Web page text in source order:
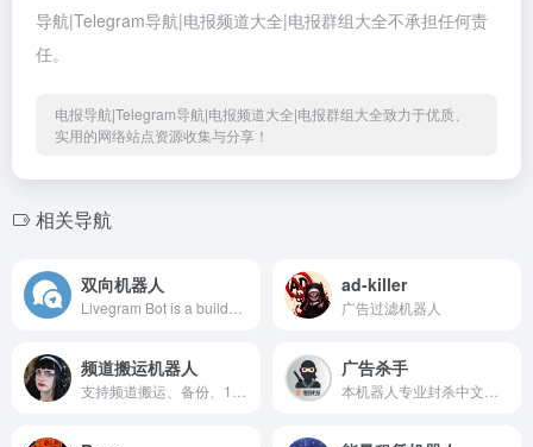
导航|Telegram导航|电报频道大全|电报群组大全不承担任何责
任。
电报导航|Telegram导航|电报频道大全|电报群组大全致力于优质、
实用的网络站点资源收集与分享！
相关导航
双向机器人 ad-killer
广告过滤机器人
频道搬运机器人 广告杀手